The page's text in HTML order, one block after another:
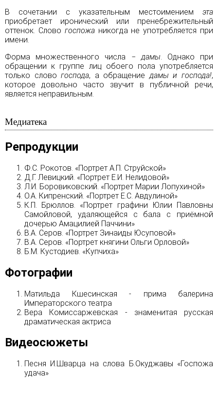
В сочетании с указательным местоимением эта
приобретает иронический или пренебрежительный
оттенок. Слово госпожаникогда не употребляется при
имени.
Форма множественного числа −дамы. Однако при
обращении к группе лиц обоего пола употребляется
только словогоспода, а обращениедамы и господа!,
которое довольно часто звучит в публичной речи,
является неправильным.
Медиатека
Репродукции
Ф.С. Рокотов. «Портрет А.П. Струйской»
Д.Г. Левицкий. «Портрет Е.И. Нелидовой»
Л.И. Боровиковский. «Портрет Марии Лопухиной»
О.А. Кипренский. «Портрет Е.С. Авдулиной»
К.П. Брюллов. «Портрет графини Юлии Павловны
Самойловой, удаляющейся с бала с приёмной
дочерью Амацилией Паччини»
В.А. Серов. «Портрет Зинаиды Юсуповой»
В.А. Серов. «Портрет княгини Ольги Орловой»
Б.М. Кустодиев. «Купчиха»
Фотографии
Матильда Кшесинская - прима балерина
Императорского театра
Вера Комиссаржевская - знаменитая русская
драматическая актриса
Видеосюжеты
Песня И.Шварца на слова Б.Окуджавы «Госпожа
удача»